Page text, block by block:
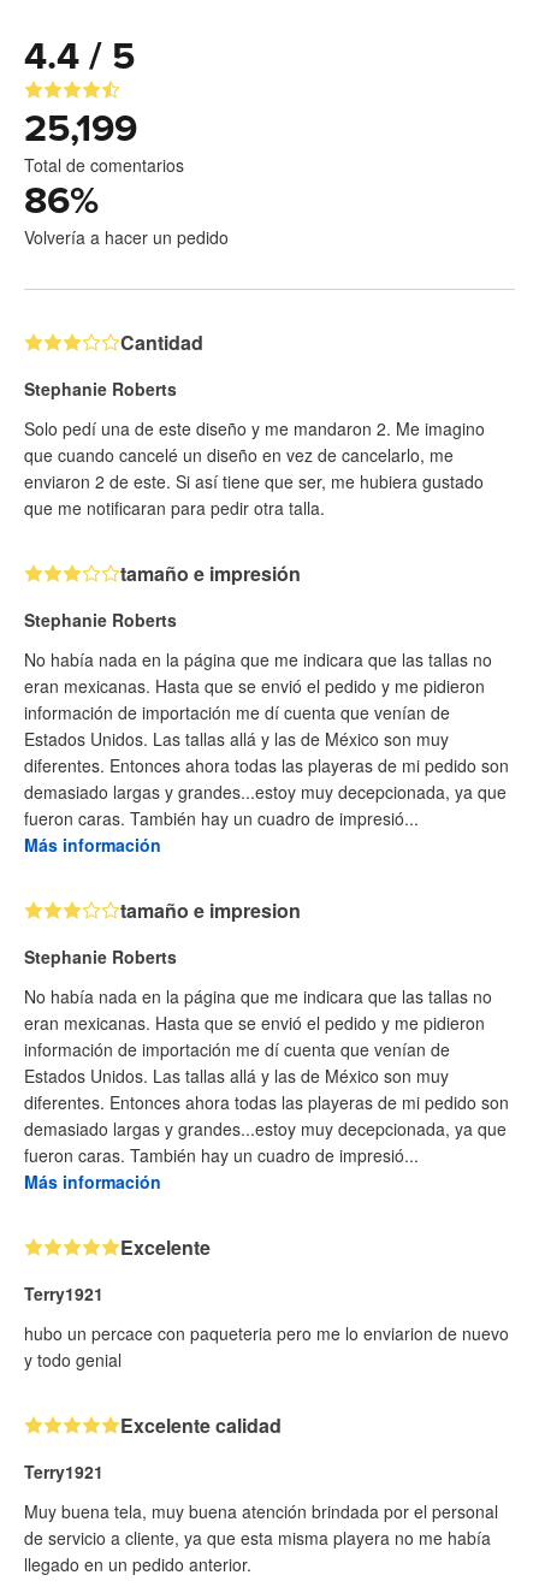
4.4 / 5
25,199
Total de comentarios
86%
Volvería a hacer un pedido
Cantidad
Stephanie Roberts
Solo pedí una de este diseño y me mandaron 2. Me imagino
que cuando cancelé un diseño en vez de cancelarlo, me
enviaron 2 de este. Si así tiene que ser, me hubiera gustado
que me notificaran para pedir otra talla.
tamaño e impresión
Stephanie Roberts
No había nada en la página que me indicara que las tallas no
eran mexicanas. Hasta que se envió el pedido y me pidieron
información de importación me dí cuenta que venían de
Estados Unidos. Las tallas allá y las de México son muy
diferentes. Entonces ahora todas las playeras de mi pedido son
demasiado largas y grandes...estoy muy decepcionada, ya que
fueron caras. También hay un cuadro de impresió...
Más información
tamaño e impresion
Stephanie Roberts
No había nada en la página que me indicara que las tallas no
eran mexicanas. Hasta que se envió el pedido y me pidieron
información de importación me dí cuenta que venían de
Estados Unidos. Las tallas allá y las de México son muy
diferentes. Entonces ahora todas las playeras de mi pedido son
demasiado largas y grandes...estoy muy decepcionada, ya que
fueron caras. También hay un cuadro de impresió...
Más información
Excelente
Terry1921
hubo un percace con paqueteria pero me lo enviarion de nuevo
y todo genial
Excelente calidad
Terry1921
Muy buena tela, muy buena atención brindada por el personal
de servicio a cliente, ya que esta misma playera no me había
llegado en un pedido anterior.